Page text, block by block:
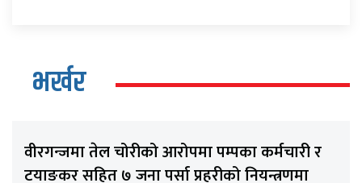
भर्खर
वीरगन्जमा तेल चोरीको आरोपमा पम्पका कर्मचारी र
टयाङकर सहित ७ जना पर्सा प्रहरीको नियन्त्रणमा